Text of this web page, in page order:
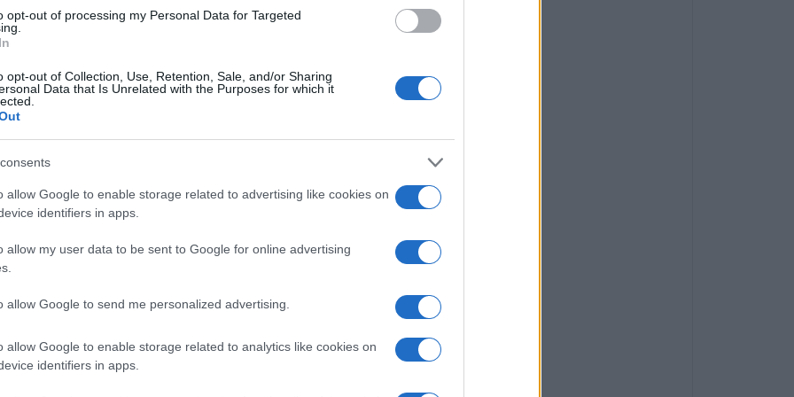
opt-out of processing my Personal Data for Targeted
opt-out of Collection, Use, Retention, Sale, and/or Sharing
Data that Is Unrelated with the Purposes for which it
allow Google to enable storage related to advertising like cookies on
identifiers in apps.
allow my user data to be sent to Google for online advertising
allow Google to send me personalized advertising.
allow Google to enable storage related to analytics like cookies on
identifiers in apps.
φόρτο εργασίας, παράλληλα με τα υπόλοιπα
το έργο.
του Δήμου Κεντρικής Κέρκυρας και Διαποντίων
την άριστη συνεργασία.
οποίου βρίσκεται το κτήμα Mon Repos, θα
συνδρομή της υπηρεσία μας, για την
είναι απόφοιτος του τμήματος
Πανεπιστημίου Αιγαίου (Ρόδος), με
Σχέσεις. Επιπλέον, είναι κάτοχος